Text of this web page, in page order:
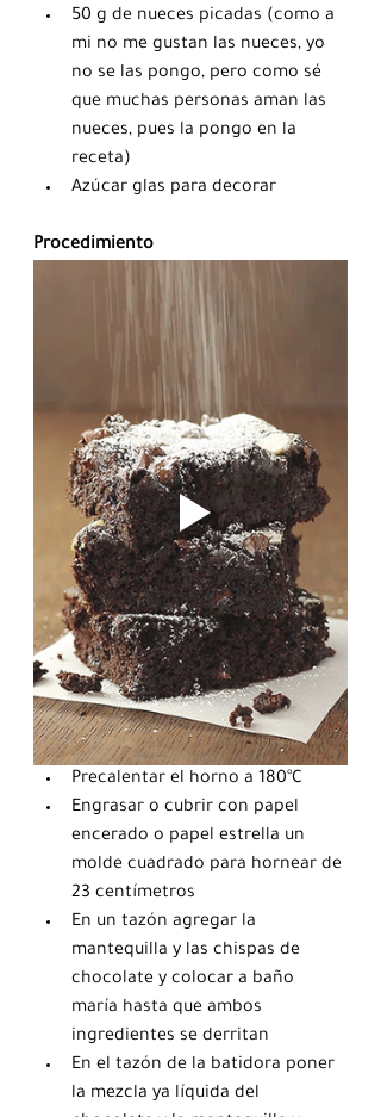
50 g de nueces picadas (como a
mi no me gustan las nueces, yo
no se las pongo, pero como sé
que muchas personas aman las
nueces, pues la pongo en la
receta)
Azúcar glas para decorar
Procedimiento
Precalentar el horno a 180°C
Engrasar o cubrir con papel
encerado o papel estrella un
molde cuadrado para hornear de
23 centímetros
En un tazón agregar la
mantequilla y las chispas de
chocolate y colocar a baño
maría hasta que ambos
ingredientes se derritan
En el tazón de la batidora poner
la mezcla ya líquida del